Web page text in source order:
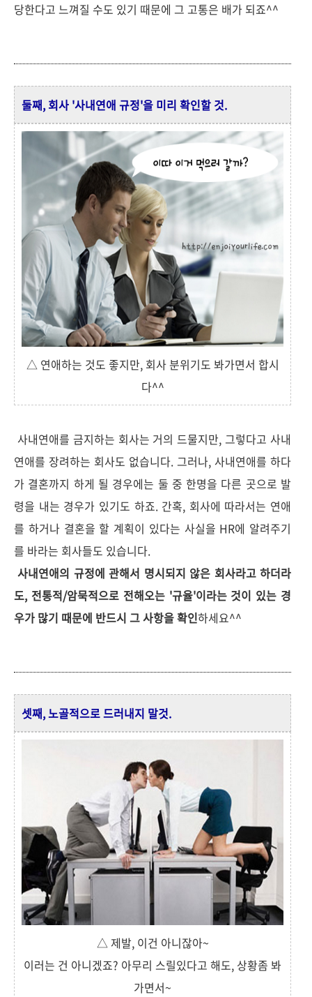
당한다고 느껴질 수도 있기 때문에 그 고통은 배가 되죠^^
둘째, 회사 '사내연애 규정'을 미리 확인할 것.
△ 연애하는 것도 좋지만, 회사 분위기도 봐가면서 합시
다^^
사내연애를 금지하는 회사는 거의 드물지만, 그렇다고 사내
연애를 장려하는 회사도 없습니다. 그러나, 사내연애를 하다
가 결혼까지 하게 될 경우에는 둘 중 한명을 다른 곳으로 발
령을 내는 경우가 있기도 하죠. 간혹, 회사에 따라서는 연애
를 하거나 결혼을 할 계획이 있다는 사실을 HR에 알려주기
를 바라는 회사들도 있습니다.
사내연애의 규정에 관해서 명시되지 않은 회사라고 하더라
도, 전통적/암묵적으로 전해오는 '규율'이라는 것이 있는 경
우가 많기 때문에 반드시 그 사항을 확인하세요^^
셋째, 노골적으로 드러내지 말것.
△ 제발, 이건 아니잖아~
이러는 건 아니겠죠? 아무리 스릴있다고 해도, 상황좀 봐
가면서~